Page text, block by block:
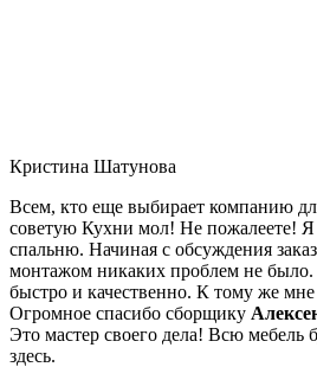
Кристина Шатунова
Всем, кто еще выбирает компанию
советую Кухни мол! Не пожалеете! Я
спальню. Начиная с обсуждения
монтажом никаких проблем не было.
быстро и качественно. К тому же
Огромное спасибо сборщику
Это мастер своего дела! Всю мебель
здесь.